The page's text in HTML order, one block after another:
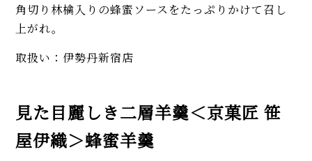
角切り林檎入りの蜂蜜ソースをたっぷりかけて召し
上がれ。
取扱い：伊勢丹新宿店
見た目麗しき二層羊羹＜京菓匠 笹
屋伊織＞蜂蜜羊羹